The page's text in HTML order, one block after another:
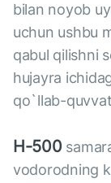
bilan noyob
uchun ushbu
qabul qilishni
hujayra
qo`llab-
H-500
vodorodning